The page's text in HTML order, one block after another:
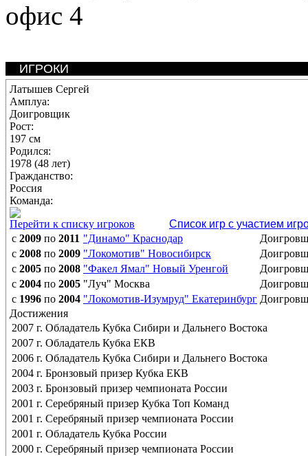
офис 4
ИГРОКИ
Латышев Сергей
Амплуа:
Доигровщик
Рост:
197 см
Родился:
1978 (48 лет)
Гражданство:
Россия
Команда:
Перейти к списку игроков
Список игр с участием
с 2009 по 2011 "Динамо" Краснодар
с 2008 по 2009 "Локомотив" Новосибирск
с 2005 по 2008 "Факел Ямал" Новый Уренгой
с 2004 по 2005 "Луч" Москва
с 1996 по 2004 "Локомотив-Изумруд" Екатеринбург
Достижения
2007 г. Обладатель Кубка Сибири и Дальнего Востока
2007 г. Обладатель Кубка ЕКВ
2006 г. Обладатель Кубка Сибири и Дальнего Востока
2004 г. Бронзовый призер Кубка ЕКВ
2003 г. Бронзовый призер чемпионата России
2001 г. Серебряный призер Кубка Топ Команд
2001 г. Серебряный призер чемпионата России
2001 г. Обладатель Кубка России
2000 г. Серебряный призер чемпионата России